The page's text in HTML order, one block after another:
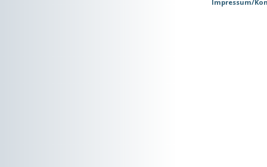
Impressum/